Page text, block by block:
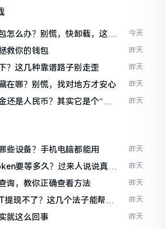
么办？别慌，快卸载，这几
今天
救你的钱包 昨天
？这几种靠谱路子别走歪 昨天
在哪？别慌，找对地方才安心 昨天
是人民币？其实它是个“多
昨天
些设备？手机电脑都能用 昨天
要等多久？过来人说说真实
昨天
询，教你正确查看方法 昨天
现不了？这几个法子能帮你
昨天
就这么回事 昨天